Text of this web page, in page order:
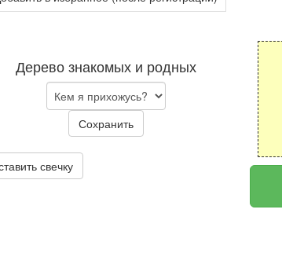
Дерево знакомых и родных
Сохранить
свечку